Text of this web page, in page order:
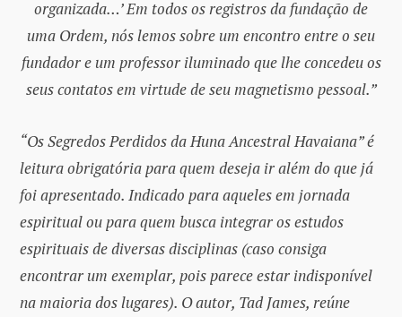
organizada…’ Em todos os registros da fundação de
uma Ordem, nós lemos sobre um encontro entre o seu
fundador e um professor iluminado que lhe concedeu os
seus contatos em virtude de seu magnetismo pessoal.”
“Os Segredos Perdidos da Huna Ancestral Havaiana” é
leitura obrigatória para quem deseja ir além do que já
foi apresentado. Indicado para aqueles em jornada
espiritual ou para quem busca integrar os estudos
espirituais de diversas disciplinas (caso consiga
encontrar um exemplar, pois parece estar indisponível
na maioria dos lugares). O autor, Tad James, reúne